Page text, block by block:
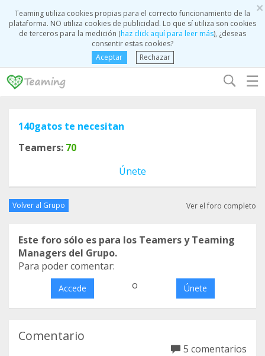
×
Teaming utiliza cookies propias para el correcto funcionamiento de la
plataforma. NO utiliza cookies de publicidad. Lo que sí utiliza son cookies
de terceros para la medición (haz click aquí para leer más), ¿deseas
consentir estas cookies?
Aceptar
Rechazar
☰
140gatos te necesitan
Teamers: 70
Únete
Volver al Grupo Ver el foro completo
Este foro sólo es para los Teamers y Teaming
Managers del Grupo.
Para poder comentar:
Accede o Únete
Comentario
5 comentarios